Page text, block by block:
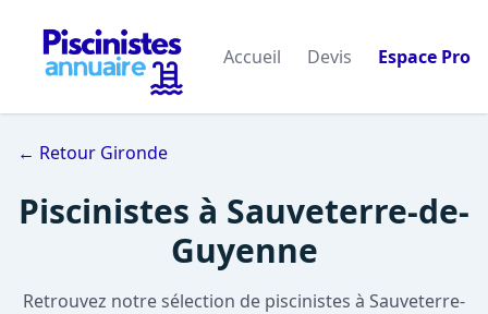
Accueil Devis Espace Pro
← Retour Gironde
Piscinistes à Sauveterre-de-
Guyenne
Retrouvez notre sélection de piscinistes à Sauveterre-